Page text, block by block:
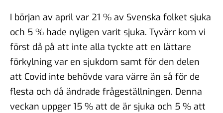
I början av april var 21 % av Svenska folket sjuka
och 5 % hade nyligen varit sjuka. Tyvärr kom vi
först då på att inte alla tyckte att en lättare
förkylning var en sjukdom samt för den delen
att Covid inte behövde vara värre än så för de
flesta och då ändrade frågeställningen. Denna
veckan uppger 15 % att de är sjuka och 5 % att